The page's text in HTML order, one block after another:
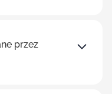
przez